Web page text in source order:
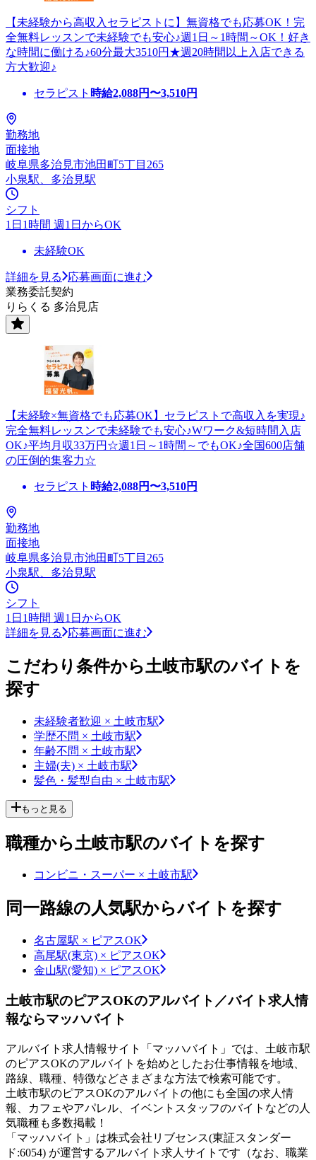
【未経験から高収入セラピストに】無資格でも応募OK！完
全無料レッスンで未経験でも安心♪週1日～1時間～OK！好き
な時間に働ける♪60分最大3510円★週20時間以上入店できる
方大歓迎♪
セラピスト 時給2,088円〜3,510円
勤務地
面接地
岐阜県多治見市池田町5丁目265
小泉駅、多治見駅
シフト
1日1時間 週1日からOK
未経験OK
詳細を見る
応募画面に進む
業務委託契約
りらくる 多治見店
【未経験×無資格でも応募OK】セラピストで高収入を実現♪
完全無料レッスンで未経験でも安心♪Wワーク&短時間入店
OK♪平均月収33万円☆週1日～1時間～でもOK♪全国600店舗
の圧倒的集客力☆
セラピスト 時給2,088円〜3,510円
勤務地
面接地
岐阜県多治見市池田町5丁目265
小泉駅、多治見駅
シフト
1日1時間 週1日からOK
詳細を見る
応募画面に進む
こだわり条件から土岐市駅のバイトを
探す
未経験者歓迎 × 土岐市駅
学歴不問 × 土岐市駅
年齢不問 × 土岐市駅
主婦(夫) × 土岐市駅
髪色・髪型自由 × 土岐市駅
もっと見る
職種から土岐市駅のバイトを探す
コンビニ・スーパー × 土岐市駅
同一路線の人気駅からバイトを探す
名古屋駅 × ピアスOK
高尾駅(東京) × ピアスOK
金山駅(愛知) × ピアスOK
土岐市駅のピアスOKのアルバイト／バイト求人情
報ならマッハバイト
アルバイト求人情報サイト「マッハバイト」では、土岐市駅
のピアスOKのアルバイトを始めとしたお仕事情報を地域、
路線、職種、特徴などさまざまな方法で検索可能です。
土岐市駅のピアスOKのアルバイトの他にも全国の求人情
報、カフェやアパレル、イベントスタッフのバイトなどの人
気職種も多数掲載！
「マッハバイト」は株式会社リブセンス(東証スタンダー
ド:6054) が運営するアルバイト求人サイトです（なお、職業